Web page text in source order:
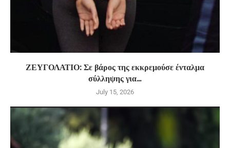
ΖΕΥΓΟΛΑΤΙΟ: Σε βάρος της εκκρεμούσε ένταλμα
σύλληψης για...
July 15, 2026